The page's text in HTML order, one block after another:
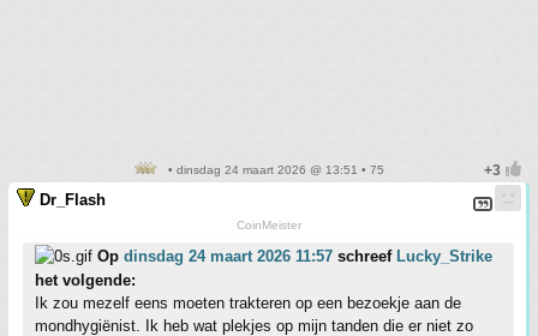
• dinsdag 24 maart 2026 @ 13:51 • 75
Dr_Flash
CoinMeister
Op dinsdag 24 maart 2026 11:57 schreef Lucky_Strike
het volgende:
Ik zou mezelf eens moeten trakteren op een bezoekje aan de
mondhygiënist. Ik heb wat plekjes op mijn tanden die er niet zo